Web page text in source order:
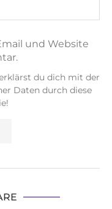
und Website
du dich mit der
Daten durch diese